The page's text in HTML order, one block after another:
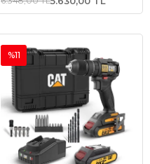
Cihazı
%11